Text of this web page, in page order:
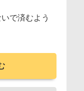
で済むよう